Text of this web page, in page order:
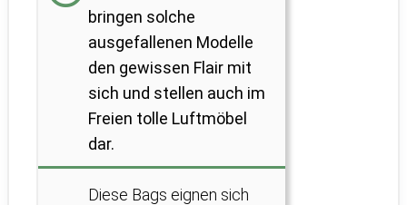
bringen solche
ausgefallenen Modelle
den gewissen Flair mit
sich und stellen auch im
Freien tolle Luftmöbel
dar.
Diese Bags eignen sich